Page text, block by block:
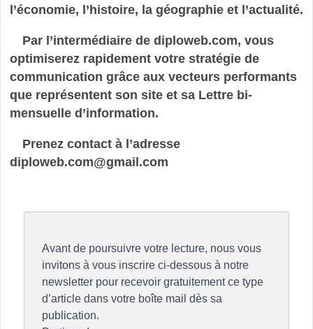
l’économie, l’histoire, la géographie et l’actualité.
Par l’intermédiaire de diploweb.com, vous
optimiserez rapidement votre stratégie de
communication grâce aux vecteurs performants
que représentent son site et sa Lettre bi-
mensuelle d’information.
Prenez contact à l’adresse
diploweb.com@gmail.com